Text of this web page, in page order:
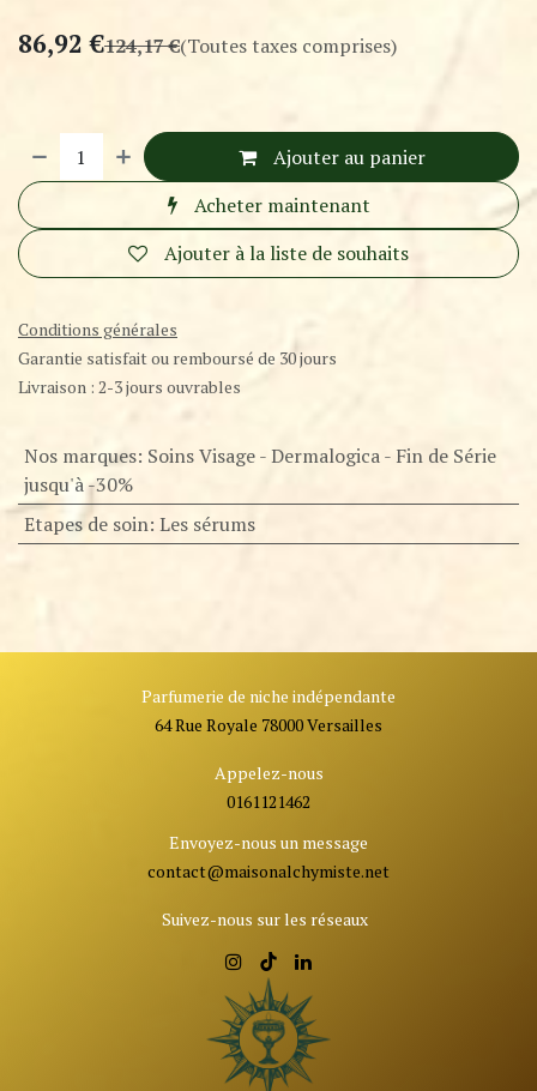
86,92 €124,17€(Toutes taxes comprises)
Ajouter au panier
Acheter maintenant
Ajouter à la liste de souhaits
Conditions générales
Garantie satisfait ou remboursé de 30 jours
Livraison : 2-3 jours ouvrables
Nos marques: Soins Visage - Dermalogica - Fin de Série
jusqu'à -30%
Etapes de soin: Les sérums
Parfumerie de niche indépendante
64 Rue Royale 78000 Versailles
Appelez-nous
0161121462
Envoyez-nous un message
contact@maisonalchymiste.net
Suivez-nous sur les réseaux